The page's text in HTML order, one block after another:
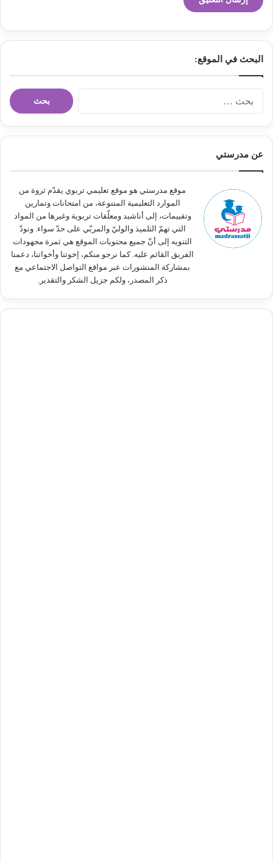
البحث في الموقع:
ن
عن مدرستي
موقع مدرستي هو موقع تعليمي تربوي يقدّم ثروة من
الموارد التعليمية المتنوعة، من امتحانات وتمارين
وتقييمات، إلى أناشيد ومعلّقات تربوية وغيرها من المواد
التي تهمّ التلميذ والوليّ والمربّي على حدّ سواء. ونودّ
التنويه إلى أنّ جميع محتويات الموقع هي ثمرة مجهودات
الفريق القائم عليه. كما نرجو منكم، إخوتنا وأخواتنا، دعمنا
بمشاركة المنشورات عبر مواقع التواصل الاجتماعي مع
ذكر المصدر، ولكم جزيل الشكر والتقدير.